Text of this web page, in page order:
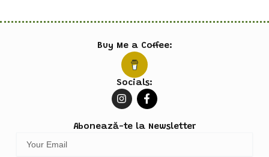
Buy Me a Coffee:
Socials:
I
n
t
F
a
e
Abonează-te la Newsletter